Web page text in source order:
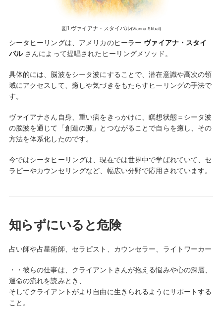
図1.ヴァイアナ・スタイバル(Vianna Stibal)
シータヒーリングは、アメリカのヒーラー ヴァイアナ・スタイ
バルさんによって提唱されたヒーリングメソッド。
具体的には、脳波をシータ波にすることで、潜在意識や高次の領
域にアクセスして、癒しや気づきをもたらすヒーリングの手法で
す。
ヴァイアナさん自身、重い病をきっかけに、瞑想状態＝シータ波
の脳波を通じて「創造の源」とつながることで自らを癒し、その
方法を体系化したのです。
今ではシータヒーリングは、現在では世界中で学ばれていて、セ
ラピーやカウンセリングなど、幅広い分野で応用されています。
知らずにいると危険
占い師や占星術師、セラピスト、カウンセラー、ライトワーカー
・・彼らの仕事は、クライアントさんが抱える悩みや心の深層、
運命の流れを読みとき、
そしてクライアントがより自由に生きられるようにサポートする
こと。